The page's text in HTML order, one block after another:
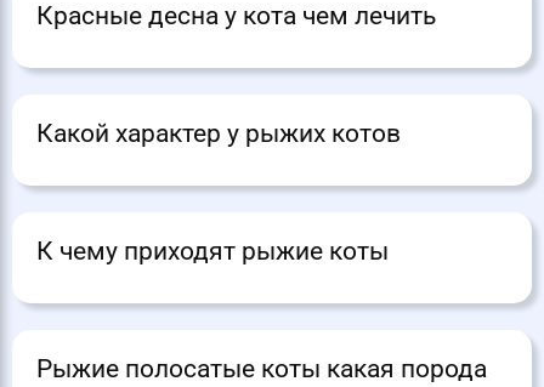
Красные десна у кота чем лечить
Какой характер у рыжих котов
К чему приходят рыжие коты
Рыжие полосатые коты какая порода